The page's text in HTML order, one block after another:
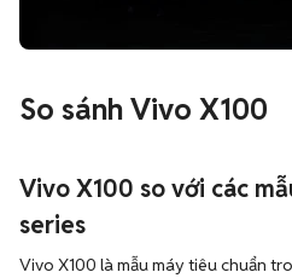
So sánh Vivo X100
Vivo X100 so với các
series
Vivo X100 là mẫu máy tiêu chuẩn